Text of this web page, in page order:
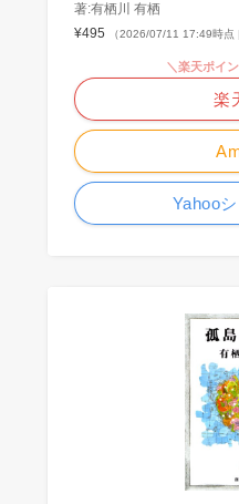
著:有栖川 有栖
¥495
（2026/07/11 17:49時点
＼楽天ポイ
楽
Yahoo